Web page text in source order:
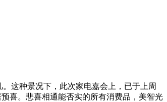
这种景况下，此次家电嘉会上，已于上周
喜。悲喜相通能否实的所有消费品，美智光